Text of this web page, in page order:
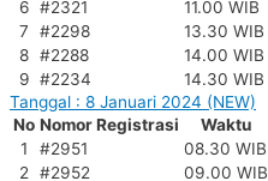
6 #2321
11.00 WIB
7
#2298
13.30 WIB
8 #2288
14.00 WIB
9 #2234
14.30 WIB
Tanggal : 8 Januari 2024 (NEW)
No Nomor Registrasi
Waktu
1
#2951
08.30 WIB
2
#2952
09.00 WIB